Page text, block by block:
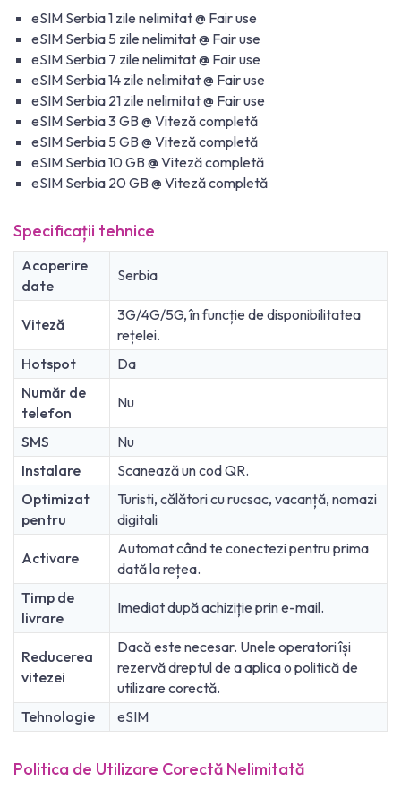
eSIM Serbia 1 zile nelimitat @ Fair use
eSIM Serbia 5 zile nelimitat @ Fair use
eSIM Serbia 7 zile nelimitat @ Fair use
eSIM Serbia 14 zile nelimitat @ Fair use
eSIM Serbia 21 zile nelimitat @ Fair use
eSIM Serbia 3 GB @ Viteză completă
eSIM Serbia 5 GB @ Viteză completă
eSIM Serbia 10 GB @ Viteză completă
eSIM Serbia 20 GB @ Viteză completă
Specificații tehnice
Acoperire
date
Serbia
Viteză
3G/4G/5G, în funcție de disponibilitatea
rețelei.
Hotspot
Da
Număr de
telefon
Nu
SMS
Nu
Instalare
Scanează un cod QR.
Optimizat
pentru
Turisti, călători cu rucsac, vacanță, nomazi
digitali
Activare
Automat când te conectezi pentru prima
dată la rețea.
Timp de
livrare
Imediat după achiziție prin e-mail.
Reducerea
vitezei
Dacă este necesar. Unele operatori își
rezervă dreptul de a aplica o politică de
utilizare corectă.
Tehnologie
eSIM
Politica de Utilizare Corectă Nelimitată